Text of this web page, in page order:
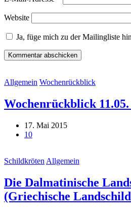
Website
Ja, füge mich zu der Mailingliste
Allgemein Wochenrückblick
Wochenrückblick 11.05.
17. Mai 2015
10
Schildkröten Allgemein
Die Dalmatinische
(Griechische